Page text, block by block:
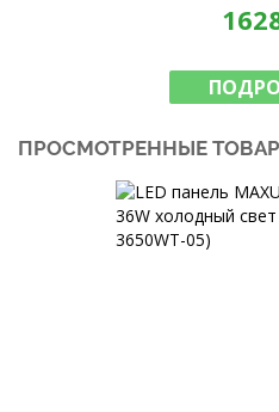
ПРОСМОТРЕННЫЕ